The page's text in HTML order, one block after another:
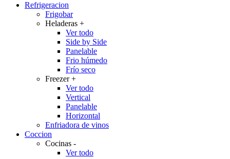
Refrigeracion
Frigobar
Heladeras +
Ver todo
Side by Side
Panelable
Frio húmedo
Frío seco
Freezer+
Ver todo
Vertical
Panelable
Horizontal
Enfriadora de vinos
Coccion
Cocinas -
Ver todo